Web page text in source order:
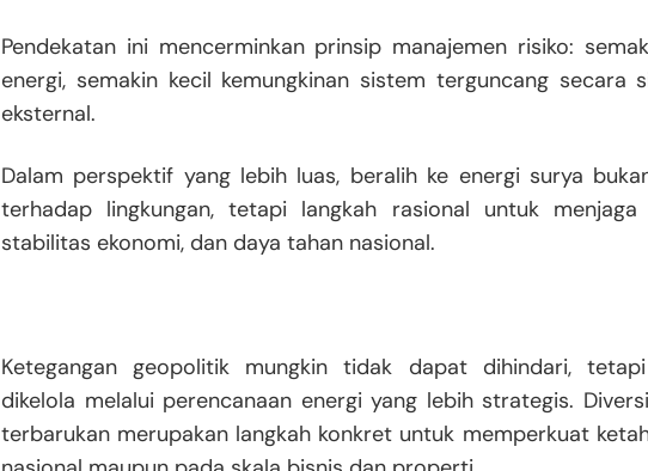
Pendekatan ini mencerminkan prinsip manajemen risiko:
energi, semakin kecil kemungkinan sistem terguncang secara
eksternal.
Dalam perspektif yang lebih luas, beralih ke energi surya
terhadap lingkungan, tetapi langkah rasional untuk menjaga
stabilitas ekonomi, dan daya tahan nasional.
Ketegangan geopolitik mungkin tidak dapat dihindari,
dikelola melalui perencanaan energi yang lebih strategis.
terbarukan merupakan langkah konkret untuk memperkuat